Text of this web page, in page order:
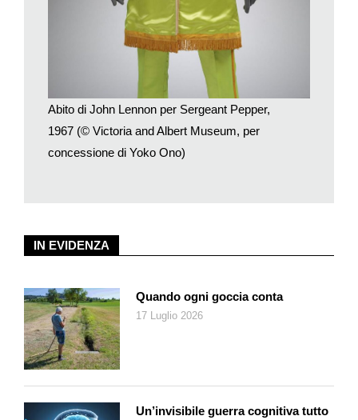
una rivoluzione nella testa».
IN EVIDENZA
Quando ogni goccia conta
17 Luglio 2026
Un’invisibile guerra cognitiva tutto
Abito di John Lennon per Sergeant Pepper,
1967 (© Victoria and Albert Museum, per
concessione di Yoko Ono)